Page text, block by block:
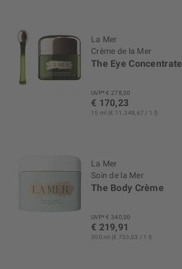
La Mer
Crème de la Mer
The Eye Concentrate
UVP* € 278,00
€ 170,23
15 ml (€ 11.348,67 / 1 l)
La Mer
Soin de la Mer
The Body Crème
UVP* € 340,00
€ 219,91
300 ml (€ 733,03 / 1 l)